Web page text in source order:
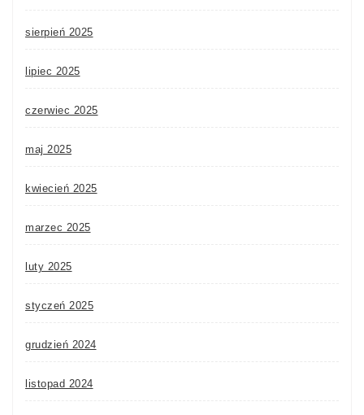
sierpień 2025
lipiec 2025
czerwiec 2025
maj 2025
kwiecień 2025
marzec 2025
luty 2025
styczeń 2025
grudzień 2024
listopad 2024